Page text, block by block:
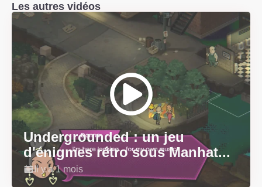
Les autres vidéos
Undergrounded : un jeu
d'énigmes rétro sous Manhat...
Il y a 1 mois